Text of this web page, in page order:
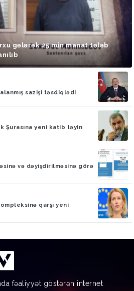
gələrək 25 min manat tələb
sazişi təsdiqlədi
Şurasına yeni katib təyin
və dəyişdirilməsinə görə
qarşı yeni
fəaliyyət göstərən internet